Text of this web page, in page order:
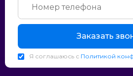
Заказать
Я соглашаюсь с Политикой